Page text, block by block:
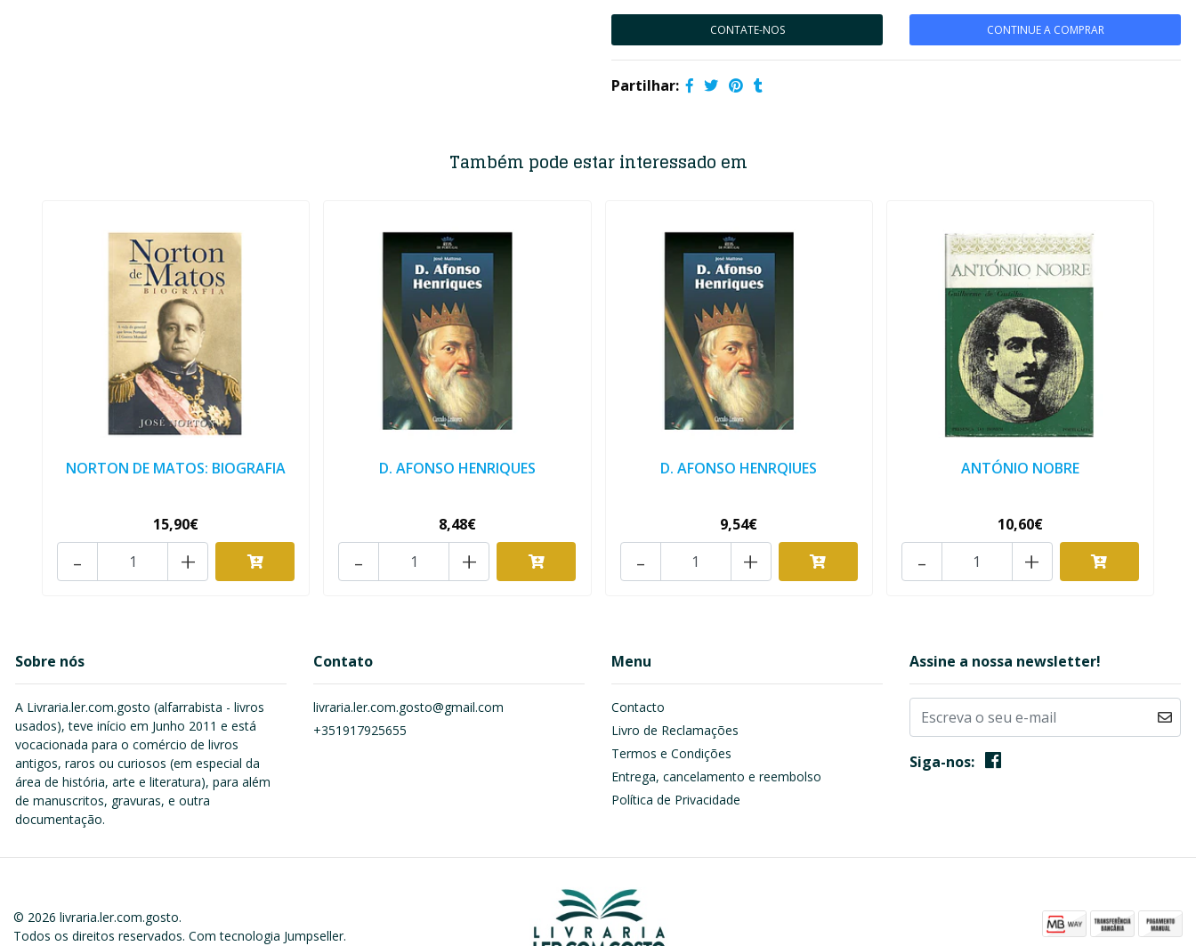
CONTATE-NOS CONTINUE A COMPRAR
Partilhar:
Também pode estar interessado em
NORTON DE MATOS: BIOGRAFIA
15,90€
+
-
D. AFONSO HENRIQUES
8,48€
+
-
D. AFONSO HENRQIUES
9,54€
+
-
ANTÓNIO NOBRE
10,60€
+
-
Sobre nós
A Livraria.ler.com.gosto (alfarrabista - livros
usados), teve início em Junho 2011 e está
vocacionada para o comércio de livros
antigos, raros ou curiosos (em especial da
área de história, arte e literatura), para além
de manuscritos, gravuras, e outra
documentação.
Contato
livraria.ler.com.gosto@gmail.com
+351917925655
Menu
Contacto
Livro de Reclamações
Termos e Condições
Entrega, cancelamento e reembolso
Política de Privacidade
Assine a nossa newsletter!
Siga-nos:
© 2026 livraria.ler.com.gosto.
Todos os direitos reservados. Com tecnologia Jumpseller.